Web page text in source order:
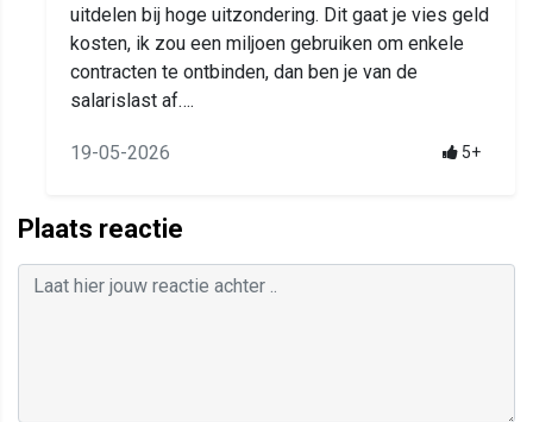
uitdelen bij hoge uitzondering. Dit gaat je vies geld
kosten, ik zou een miljoen gebruiken om enkele
contracten te ontbinden, dan ben je van de
salarislast af….
19-05-2026 5+
Plaats reactie